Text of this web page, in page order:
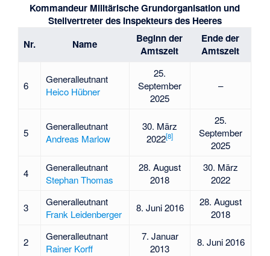
Kommandeur Militärische Grundorganisation und
Stellvertreter des Inspekteurs des Heeres
Nr.
Name
Beginn der
Amtszeit
Ende der
Amtszeit
6
Generalleutnant
Heico Hübner
25.
September
2025
–
5
Generalleutnant
Andreas Marlow
30. März
2022[8]
25.
September
2025
4
Generalleutnant
Stephan Thomas
28. August
2018
30. März
2022
3
Generalleutnant
Frank Leidenberger
8. Juni 2016
28. August
2018
2
Generalleutnant
Rainer Korff
7. Januar
2013
8. Juni 2016